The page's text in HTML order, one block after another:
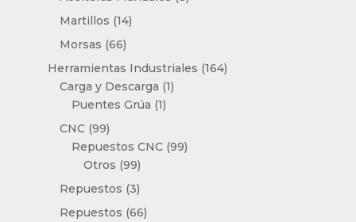
Martillos 1414
Morsas 6666
productos
Herramientas Industriales 164164
Carga y Descarga 11
Puentes Grúa 11
CNC 9999
productos
Repuestos CNC 9999
Otros 9999
productos
Repuestos 33
productos
Repuestos 6666